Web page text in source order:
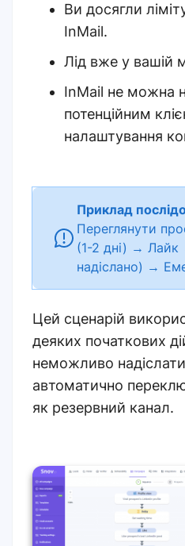
Ви досягли
InMail.
Лід вже у вашій
InMail не можна
потенційним
налаштування
Приклад
Переглянути
(1-2 дні) → Лайк
надіслано) →
Цей сценарій
деяких початкових
неможливо
автоматично
як резервний канал.